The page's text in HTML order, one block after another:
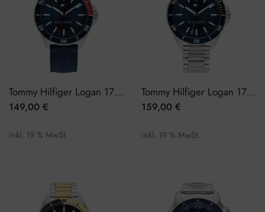
Tommy Hilfiger Logan 1792009 Herrenuhr
149,00 €
inkl. 19 % MwSt.
Tommy Hilfiger Logan 1792012 Herrenuhr
159,00 €
inkl. 19 % MwSt.